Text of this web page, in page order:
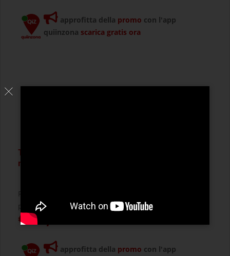
approfitta della promo con l'app
quiinzona scarica gratis ora
Trafila in ottone per pappardelle per torchietto
manuale tp-mgom40025t
Filiera intercambiabile che permette la realizzazione di
pappardelle con larghezza 13 mm. Per torch ...
€ 18,4
approfitta della promo con l'app